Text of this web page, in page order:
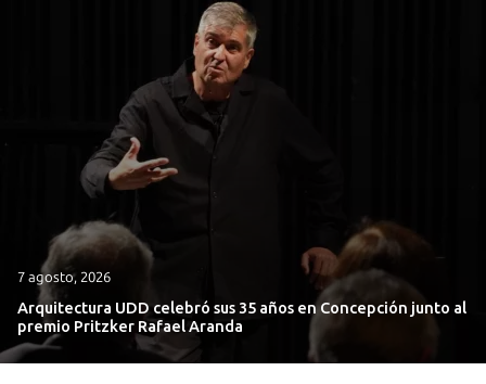
7 agosto, 2026
Arquitectura UDD celebró sus 35 años en Concepción junto al
premio Pritzker Rafael Aranda